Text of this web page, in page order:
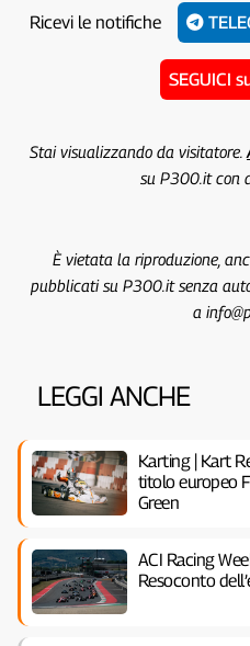
Ricevi le notifiche
SEGUICI
Stai visualizzando da visitatore.
su P300.it con
È vietata la riproduzione,
pubblicati su P300.it senza
a
LEGGI ANCHE
Karting | Kart
titolo europeo
Green
ACI Racing
Resoconto